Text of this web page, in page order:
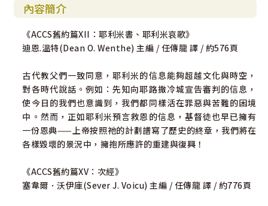
內容簡介
《ACCS舊約篇XII：耶利米書、耶利米哀歌》
迪恩.溫特(Dean O. Wenthe) 主編 / 任傳龍 譯 / 約576頁
古代教父們一致同意，耶利米的信息能夠超越文化與時空，
對各時代說話。例如：先知向耶路撒冷城宣告審判的信息，
使今日的我們也意識到，我們都同樣活在罪惡與苦難的困境
中。然而，正如耶利米預言救恩的信息，基督徒也早已擁有
一份恩典——上帝按照祂的計劃譜寫了歷史的終章，我們將在
各樣毀壞的景況中，擁抱所應許的重建與復興！
《ACCS舊約篇XV：次經》
塞韋爾．沃伊庫(Sever J. Voicu) 主編 / 任傳龍 譯 / 約776頁